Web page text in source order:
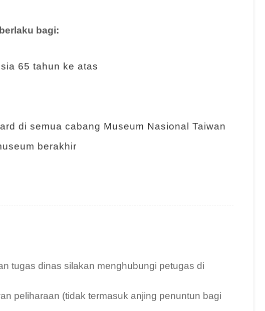
bagi:
65 tahun ke atas
di semua cabang Museum Nasional Taiwan
berakhir
tugas dinas silakan menghubungi petugas di
peliharaan (tidak termasuk anjing penuntun bagi